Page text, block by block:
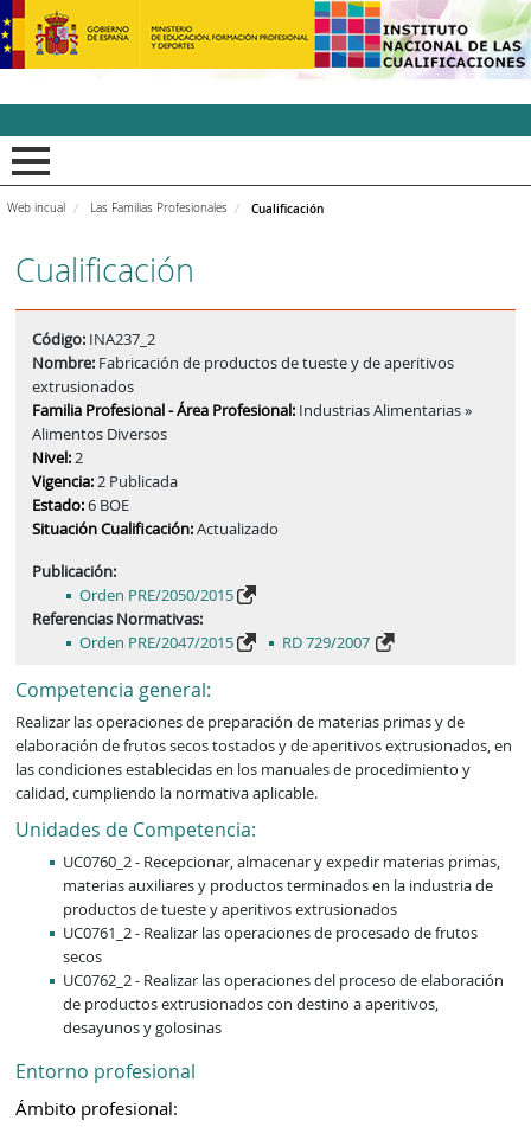
INCUAl - Instituto
Web incual Las Familias Profesionales Cualificación
Cualificación
Código: INA237_2
Nombre: Fabricación de productos de tueste y de aperitivos
extrusionados
Familia Profesional - Área Profesional:Industrias Alimentarias »
Alimentos Diversos
Nivel:2
Vigencia:2 Publicada
Estado:6 BOE
Situación Cualificación:Actualizado
Publicación:
Orden PRE/2050/2015
Referencias Normativas:
Orden PRE/2047/2015
RD 729/2007
Competencia general:
Realizar las operaciones de preparación de materias primas y de
elaboración de frutos secos tostados y de aperitivos extrusionados, en
las condiciones establecidas en los manuales de procedimiento y
calidad, cumpliendo la normativa aplicable.
Unidades de Competencia:
UC0760_2 - Recepcionar, almacenar y expedir materias primas,
materias auxiliares y productos terminados en la industria de
productos de tueste y aperitivos extrusionados
UC0761_2 - Realizar las operaciones de procesado de frutos
secos
UC0762_2 - Realizar las operaciones del proceso de elaboración
de productos extrusionados con destino a aperitivos,
desayunos y golosinas
Entorno profesional
Ámbito profesional: